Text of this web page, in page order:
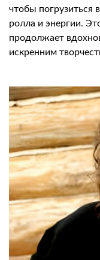
чтобы погрузиться
ролла и энергии.
продолжает
искренним